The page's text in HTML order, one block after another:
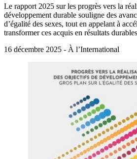
Le rapport 2025 sur les progrès vers la
développement durable souligne des
d’égalité des sexes, tout en appelant à
transformer ces acquis en résultats
16 décembre 2025 - À l’International